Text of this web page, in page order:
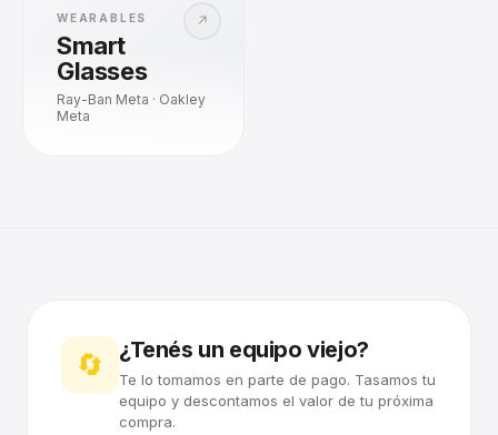
↗
WEARABLES
Smart
Glasses
Ray-Ban Meta · Oakley
Meta
🔄 ¿Tenés un equipo viejo?
Te lo tomamos en parte de pago. Tasamos tu
equipo y descontamos el valor de tu próxima
compra.